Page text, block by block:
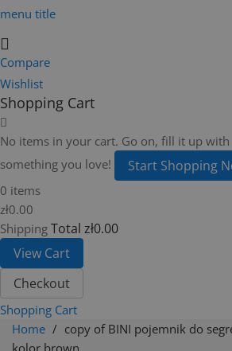
menu title
Compare
Wishlist
Shopping Cart
No items in your cart. Go on, fill it up with
something you love!
Start Shopping
0 items
zł0.00
Shipping Total zł0.00
View Cart
Checkout
Shopping Cart
Home
copy of BINI pojemnik do
kolor brown